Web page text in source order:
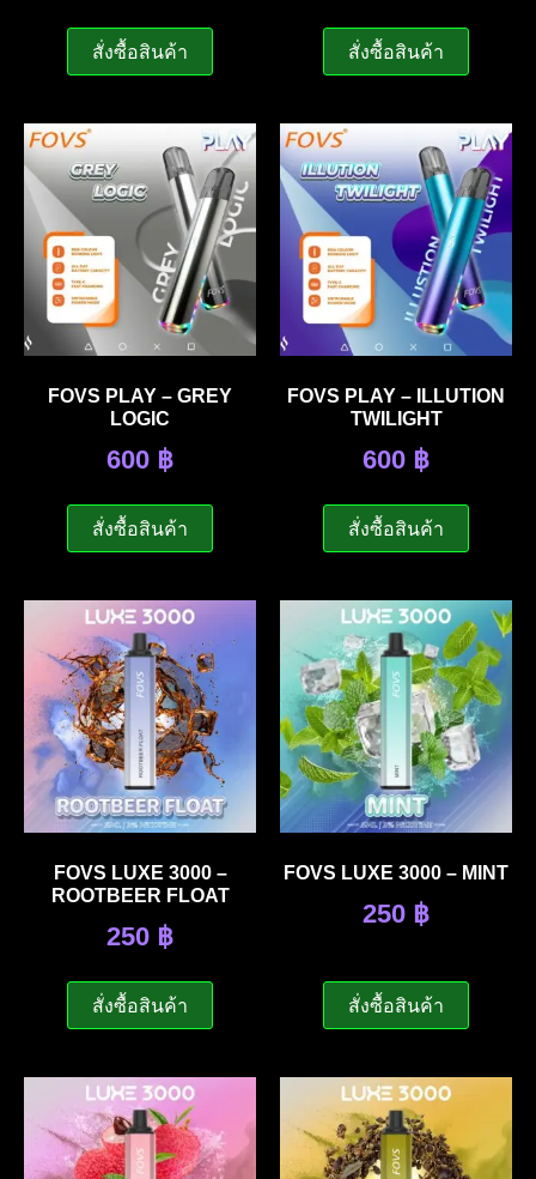
สั่งซื้อสินค้า สั่งซื้อสินค้า
FOVS PLAY – GREY
LOGIC
600 ฿
สั่งซื้อสินค้า
FOVS PLAY – ILLUTION
TWILIGHT
600 ฿
สั่งซื้อสินค้า
FOVS LUXE 3000 –
ROOTBEER FLOAT
250 ฿
สั่งซื้อสินค้า
FOVS LUXE 3000 – MINT
250 ฿
สั่งซื้อสินค้า